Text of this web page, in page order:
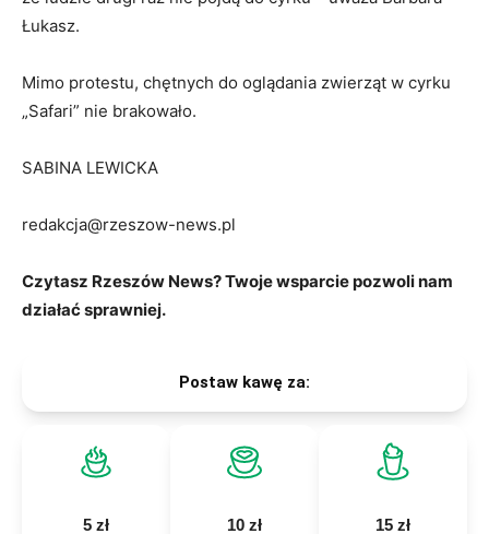
Łukasz.
Mimo protestu, chętnych do oglądania zwierząt w cyrku
„Safari” nie brakowało.
SABINA LEWICKA
redakcja@rzeszow-news.pl
Czytasz Rzeszów News? Twoje wsparcie pozwoli nam
działać sprawniej.
Postaw kawę za:
5 zł 10 zł 15 zł